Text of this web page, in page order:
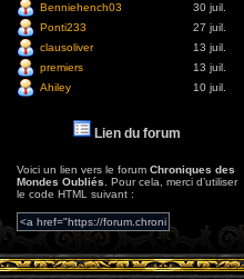
Benniehench03
30 juil.
Ponti233
27 juil.
clausoliver
13 juil.
premiers
13 juil.
Ahiley
10 juil.
Lien du forum
Voici un lien vers le forum Chroniques des
Mondes Oubliés . Pour cela, merci d’utiliser
le code HTML suivant :